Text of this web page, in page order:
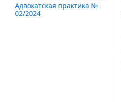
Адвокатская практика №
02/2024